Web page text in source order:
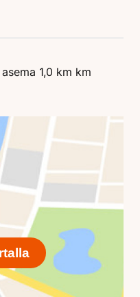
1,0 km km